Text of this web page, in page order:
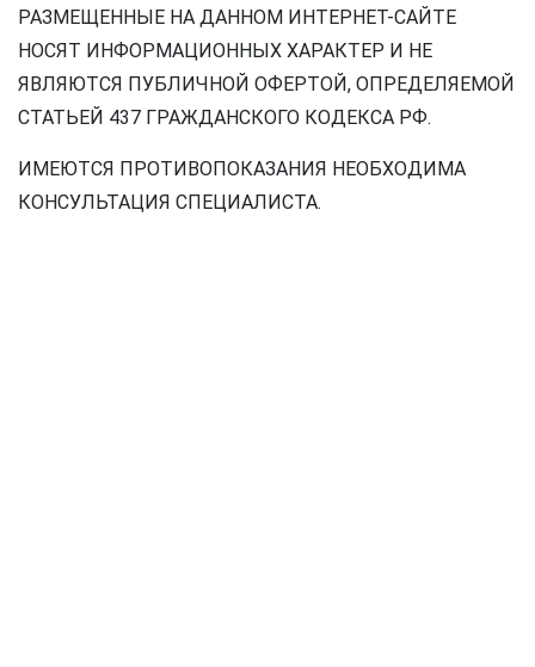
РАЗМЕЩЕННЫЕ НА ДАННОМ ИНТЕРНЕТ-САЙТЕ
НОСЯТ ИНФОРМАЦИОННЫХ ХАРАКТЕР И НЕ
ЯВЛЯЮТСЯ ПУБЛИЧНОЙ ОФЕРТОЙ, ОПРЕДЕЛЯЕМОЙ
СТАТЬЕЙ 437 ГРАЖДАНСКОГО КОДЕКСА РФ.
ИМЕЮТСЯ ПРОТИВОПОКАЗАНИЯ НЕОБХОДИМА
КОНСУЛЬТАЦИЯ СПЕЦИАЛИСТА.